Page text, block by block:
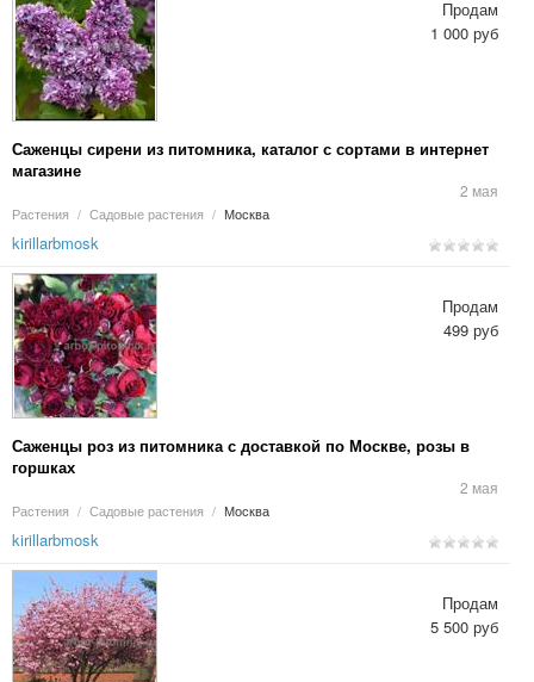
Саженцы сирени из питомника, каталог с сортами в интернет
магазине
2 мая
Растения / Садовые растения / Москва
Продам
1 000 руб
kirillarbmosk
Саженцы роз из питомника с доставкой по Москве, розы в
горшках
2 мая
Растения / Садовые растения / Москва
Продам
499 руб
kirillarbmosk
Продам
5 500 руб